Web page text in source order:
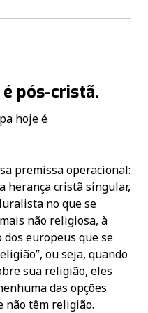
pós-cristã.
hoje é
premissa operacional:
herança cristã singular,
no que se
não religiosa, à
dos europeus que se
ou seja, quando
sua religião, eles
das opções
não têm religião.